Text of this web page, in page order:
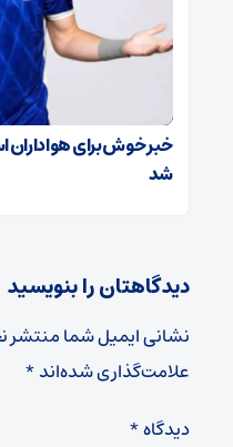
خبر خوش برای هواداران
شد
دیدگاهتان را بنویسید
نشانی ایمیل شما منتشر
علامت‌گذاری شده‌اند*
دیدگاه*